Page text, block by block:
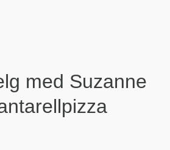
med Suzanne